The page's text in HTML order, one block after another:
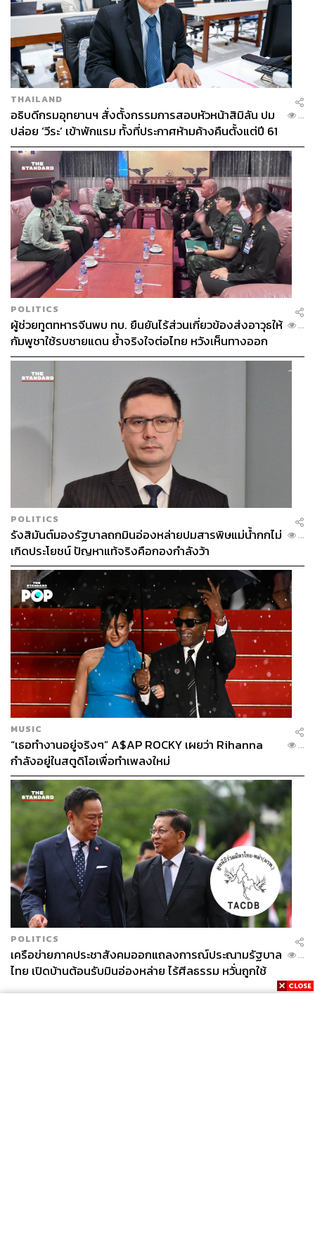
THAILAND
อธิบดีกรมอุทยานฯ สั่งตั้งกรรมการสอบหัวหน้าสิมิลัน ปม
ปล่อย ‘วีระ’ เข้าพักแรม ทั้งที่ประกาศห้ามค้างคืนตั้งแต่ปี 61
...
POLITICS
ผู้ช่วยทูตทหารจีนพบ ทบ. ยืนยันไร้ส่วนเกี่ยวข้องส่งอาวุธให้
กัมพูชาใช้รบชายแดน ย้ำจริงใจต่อไทย หวังเห็นทางออก
สันติวิธี
...
POLITICS
รังสิมันต์มองรัฐบาลถกมินอ่องหล่ายปมสารพิษแม่น้ำกกไม่
เกิดประโยชน์ ปัญหาแท้จริงคือกองกำลังว้า
...
MUSIC
“เธอทำงานอยู่จริงๆ” A$AP ROCKY เผยว่า Rihanna
กำลังอยู่ในสตูดิโอเพื่อทำเพลงใหม่
...
POLITICS
เครือข่ายภาคประชาสังคมออกแถลงการณ์ประณามรัฐบาล
ไทย เปิดบ้านต้อนรับมินอ่องหล่าย ไร้ศีลธรรม หวั่นถูกใช้
เป็นเครื่องมือกดขี่ชาวเมียนมา
...